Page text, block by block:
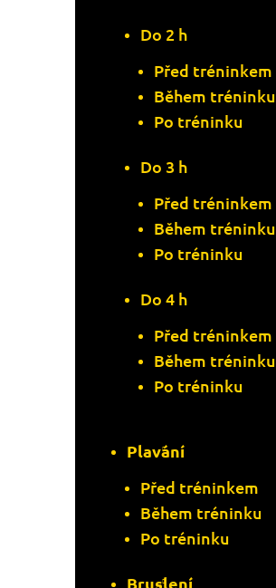
Do 2 h
Před tréninkem
Během tréninku
Po tréninku
Do 3 h
Před tréninkem
Během tréninku
Po tréninku
Do 4 h
Před tréninkem
Během tréninku
Po tréninku
Plavání
Před tréninkem
Během tréninku
Po tréninku
Bruslení